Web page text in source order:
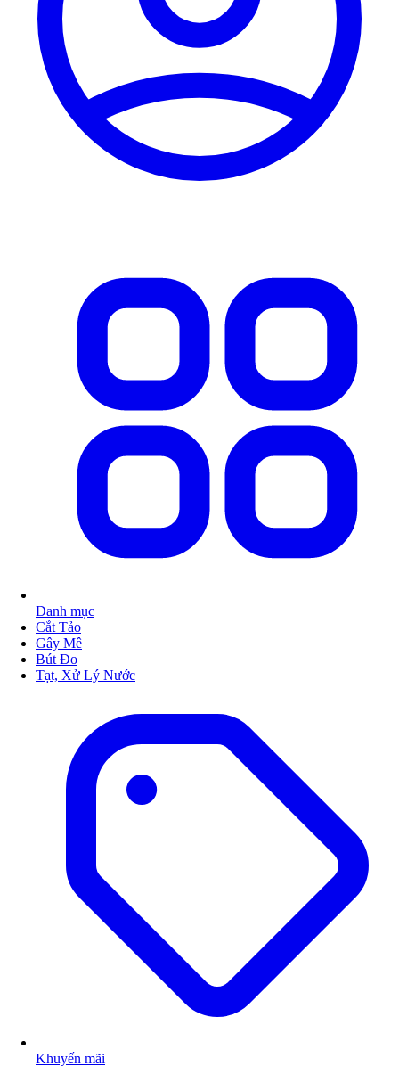
Danh mục
Cắt Tảo
Gây Mê
Bút Đo
Tạt, Xử Lý Nước
Khuyến mãi